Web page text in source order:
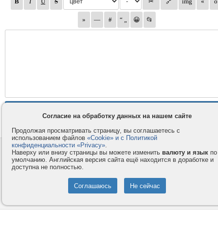
Контакты
Компания
Privacy и Cookie
Правила и условия
Форумы
Согласие на обработку данных на нашем сайте
Продолжая просматривать страницу, вы соглашаетесь с
использованием файлов «Cookie» и с Политикой
конфиденциальности «Privacy».
Наверху или внизу страницы вы можете изменить валюту и язык по
умолчанию. Английская версия сайта ещё находится в доработке и
доступна не полностью.